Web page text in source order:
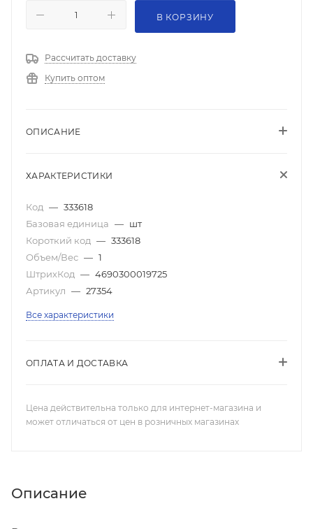
В КОРЗИНУ
Рассчитать доставку
Купить оптом
ОПИСАНИЕ
ХАРАКТЕРИСТИКИ
Код — 333618
Базовая единица — шт
Короткий код — 333618
Объем/Вес — 1
ШтрихКод — 4690300019725
Артикул — 27354
Все характеристики
ОПЛАТА И ДОСТАВКА
Цена действительна только для интернет-магазина и
может отличаться от цен в розничных магазинах
Описание